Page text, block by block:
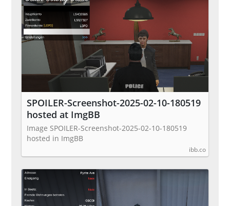
SPOILER-Screenshot-2025-02-10-180519
hosted at ImgBB
Image SPOILER-Screenshot-2025-02-10-180519
hosted in ImgBB
ibb.co